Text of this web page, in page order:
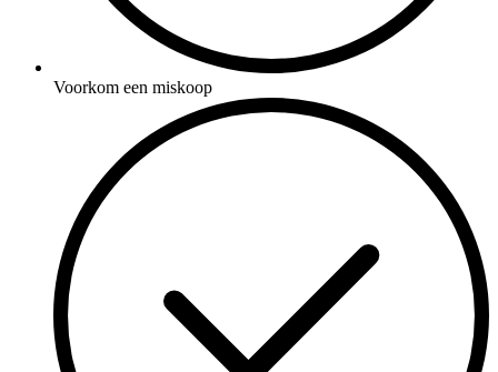
Voorkom een miskoop